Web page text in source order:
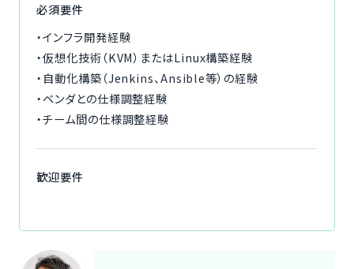
必須要件
・インフラ開発経験
・仮想化技術（KVM）またはLinux構築経験
・自動化構築（Jenkins、Ansible等）の経験
・ベンダとの仕様調整経験
・チーム間の仕様調整経験
歓迎要件